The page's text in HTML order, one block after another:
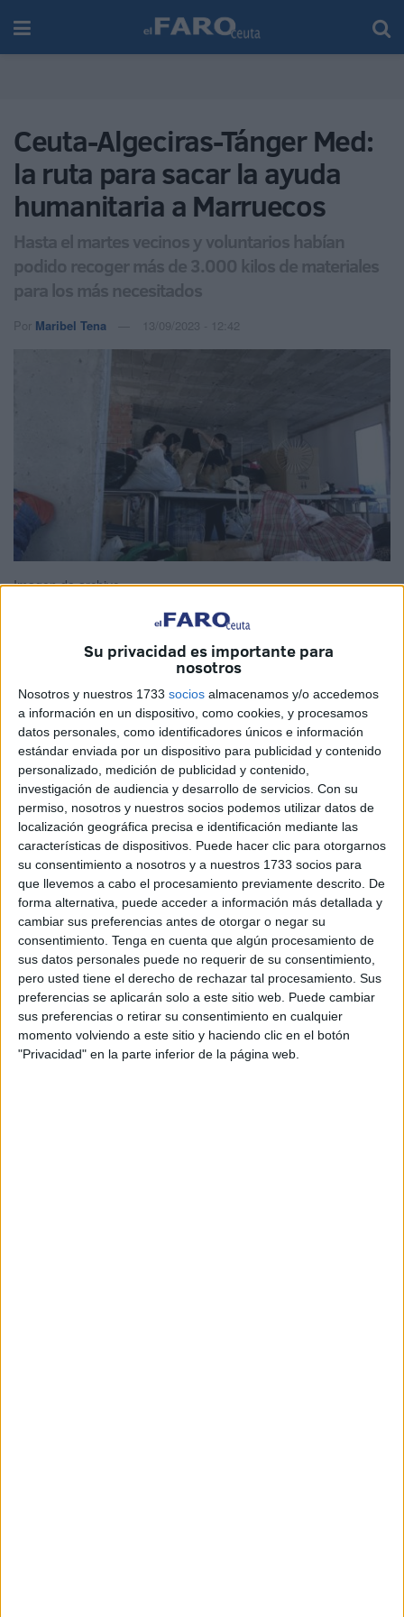
Su privacidad es importante para
nosotros
Nosotros y nuestros 1733 socios almacenamos y/o accedemos
a información en un dispositivo, como cookies, y procesamos
datos personales, como identificadores únicos e información
estándar enviada por un dispositivo para publicidad y contenido
personalizado, medición de publicidad y contenido,
investigación de audiencia y desarrollo de servicios. Con su
permiso, nosotros y nuestros socios podemos utilizar datos de
localización geográfica precisa e identificación mediante las
características de dispositivos. Puede hacer clic para otorgarnos
su consentimiento a nosotros y a nuestros 1733 socios para
que llevemos a cabo el procesamiento previamente descrito. De
forma alternativa, puede acceder a información más detallada y
cambiar sus preferencias antes de otorgar o negar su
consentimiento. Tenga en cuenta que algún procesamiento de
sus datos personales puede no requerir de su consentimiento,
pero usted tiene el derecho de rechazar tal procesamiento. Sus
preferencias se aplicarán solo a este sitio web. Puede cambiar
sus preferencias o retirar su consentimiento en cualquier
momento volviendo a este sitio y haciendo clic en el botón
"Privacidad" en la parte inferior de la página web.
Ceuta-Algeciras-Tánger Med:
la ruta para sacar la ayuda
humanitaria a Marruecos
Hasta el martes vecinos y voluntarios habían
podido recoger más de 3.000 kilos de materiales
para los más necesitados
Por Maribel Tena 13/09/2023 - 12:42
Imagen de archivo
Desde que el pasado viernes ocurriera un seísmo en
Marruecos, diversasasociacionesy voluntarios de Ceuta
no dudaron en hacer todo lo que estuviera en sus manos
paraayudar a los afectados. Sin embargo, como la
frontera delTarajalno está habilitada para este tipo de
traslados, no ha sido posible el paso del material que se
ha podido reunir.
Desde hace varios días se puso en marcha una campaña
de recogida de ropa, mantas, medicamentos, tiendas de
campañas y otros productos de primera necesidad para
ayudar a paliar la situación que están viviendo los
afectados por el terremoto.
Para ello, varios grupos de vecinos se reúnen cada día en
un local ubicado en las 317 VPO, junto alHospital
Universitario. Allí, los ceutíes, haciendo gala de su lado
más solidario, han ido llevando diversos productos y